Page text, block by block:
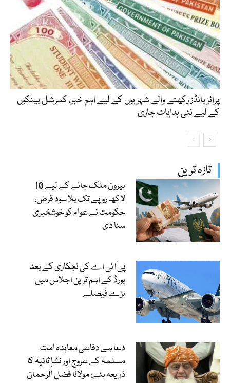
تازہ ترین
بیرون ملک جانے کے لیے 10
لاکھ روپے تک بلا سود قرض،
حکومت نے عوام کو خوشخبری
سنا دی
پی آئی اے کی نجکاری کے بعد
بورڈ کے اہم ترین اجلاس میں
بڑے فیصلے
دعا ہے دفاعی معاہدہ امت
مسلمہ کے عروج اور نشاِ ثانیہ کا
ذریعہ بنے: مولانا فضل الرحمان
پرائز بانڈز رکھنے والے شہریوں کے لیے اہم خبر، کمرشل بینکوں
کے لیے نئی ہدایات جاری